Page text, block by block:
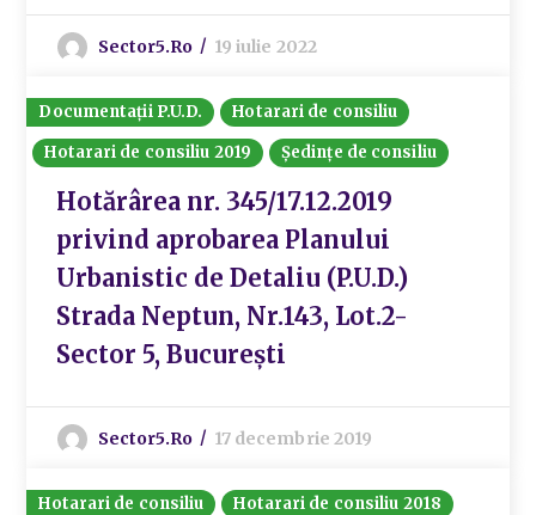
Sector5.ro 19 iulie 2022
Documentații P.U.D.
Hotarari de consiliu
Hotarari de consiliu 2019
Ședințe de consiliu
Hotărârea nr. 345/17.12.2019
privind aprobarea Planului
Urbanistic de Detaliu (P.U.D.)
Strada Neptun, Nr.143, Lot.2-
Sector 5, București
Sector5.ro 17 decembrie 2019
Hotarari de consiliu Hotarari de consiliu 2018